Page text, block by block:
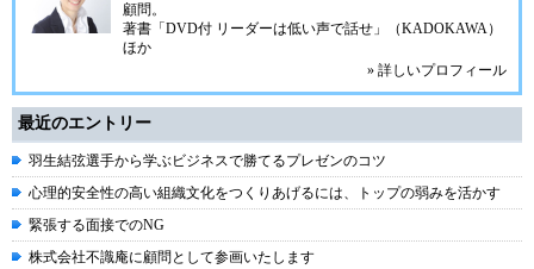
顧問。
著書「DVD付 リーダーは低い声で話せ」（KADOKAWA）
ほか
» 詳しいプロフィール
最近のエントリー
羽生結弦選手から学ぶビジネスで勝てるプレゼンのコツ
心理的安全性の高い組織文化をつくりあげるには、トップの弱みを活かす
緊張する面接でのNG
株式会社不識庵に顧問として参画いたします